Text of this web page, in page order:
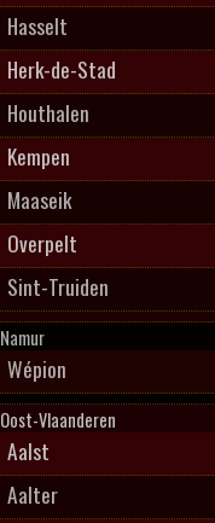
Hasselt
Herk-de-Stad
Houthalen
Kempen
Maaseik
Overpelt
Sint-Truiden
Namur
Wépion
Oost-Vlaanderen
Aalst
Aalter